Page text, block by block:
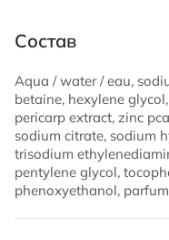
Состав
Aqua / water / eau,
betaine, hexylene
pericarp extract, zinc
sodium citrate, sodium
trisodium
pentylene glycol,
phenoxyethanol,